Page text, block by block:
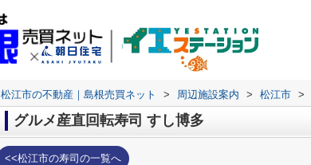
松江市の不動産｜島根売買ネット > 周辺施設案内 > 松江市 >
グルメ産直回転寿司 すし博多
<<松江市の寿司の一覧へ